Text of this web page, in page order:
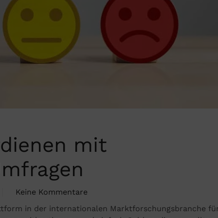
mit
Keine Kommentare
zu
Einfach
in der internationalen Marktforschungsbranche